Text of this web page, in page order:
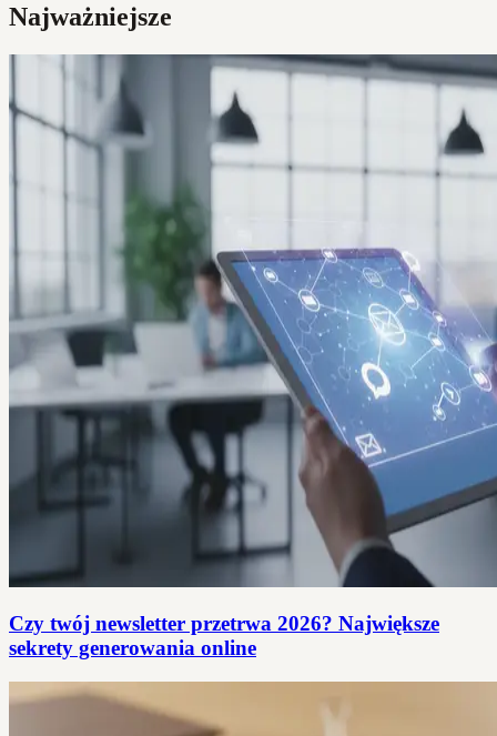
Najważniejsze
Czy twój newsletter przetrwa 2026? Największe
sekrety generowania online